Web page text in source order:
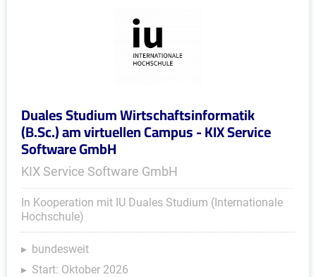
Duales Studium Wirtschaftsinformatik
(B.Sc.) am virtuellen Campus - KIX Service
Software GmbH
KIX Service Software GmbH
In Kooperation mit IU Duales Studium (Internationale
Hochschule)
bundesweit
Start: Oktober 2026